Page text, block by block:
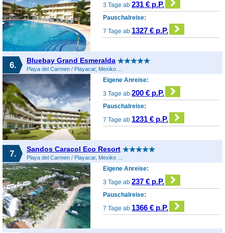
3 Tage ab231 € p.P.
Pauschalreise:
7 Tage ab 1327 € p.P.
6. Bluebay Grand Esmeralda
Eigene Anreise:
3 Tage ab200 € p.P.
Pauschalreise:
7 Tage ab 1231 € p.P.
7. Sandos Caracol Eco Resort
Eigene Anreise:
3 Tage ab237 € p.P.
Pauschalreise:
7 Tage ab 1366 € p.P.